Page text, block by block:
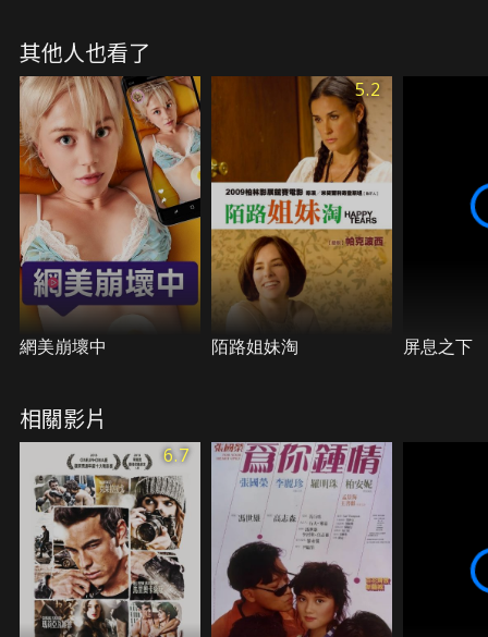
其他人也看了
網美崩壞中
5.2
陌路姐妹淘 屏息之下
相關影片
6.7